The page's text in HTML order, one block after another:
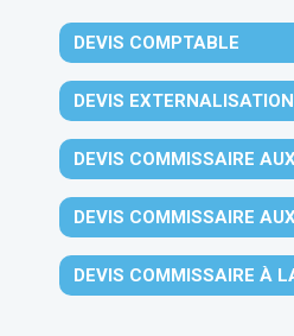
DEVIS COMPTABLE
DEVIS
DEVIS COMMISSAIRE
DEVIS COMMISSAIRE
DEVIS COMMISSAIRE À